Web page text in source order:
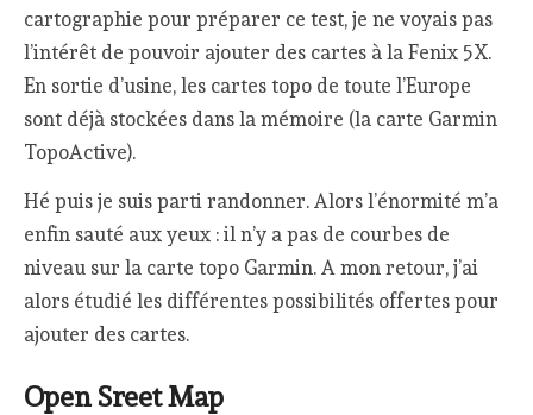
cartographie pour préparer ce test, je ne voyais pas
l’intérêt de pouvoir ajouter des cartes à la Fenix 5X.
En sortie d’usine, les cartes topo de toute l’Europe
sont déjà stockées dans la mémoire (la carte Garmin
TopoActive).
Hé puis je suis parti randonner. Alors l’énormité m’a
enfin sauté aux yeux : il n’y a pas de courbes de
niveau sur la carte topo Garmin. A mon retour, j’ai
alors étudié les différentes possibilités offertes pour
ajouter des cartes.
Open Sreet Map